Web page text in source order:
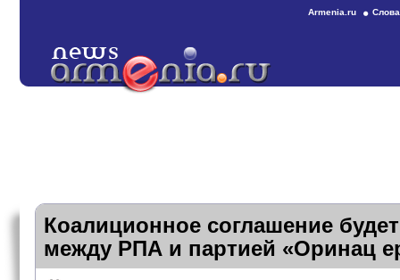
Armenia.ru
Коалиционное соглашение
между РПА и партией «Оринац